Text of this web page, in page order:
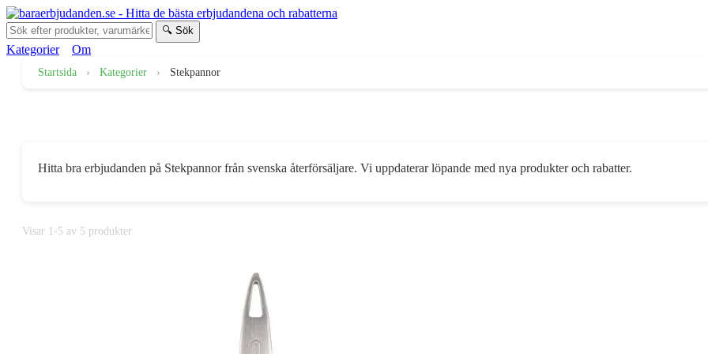
🔍 Sök
Kategorier Om
Startsida › Kategorier › Stekpannor
Hitta bra erbjudanden på Stekpannor från svenska återförsäljare. Vi uppdaterar löpande med nya produkter och rabatter.
Visar 1-5 av 5 produkter